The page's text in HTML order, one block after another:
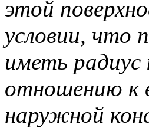
этой
условии, что
иметь
отношению к
наружной